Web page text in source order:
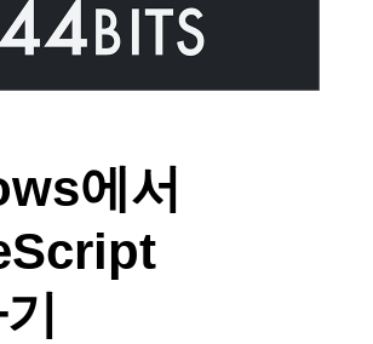
에서